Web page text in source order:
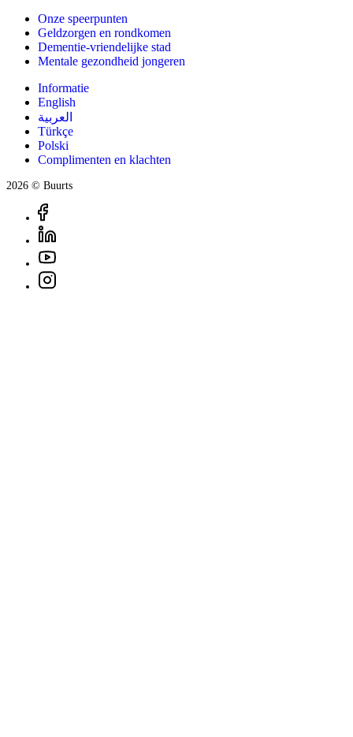
Onze speerpunten
Geldzorgen en rondkomen
Dementie-vriendelijke stad
Mentale gezondheid jongeren
Informatie
English
العربية
Türkçe
Polski
Complimenten en klachten
2026 © Buurts